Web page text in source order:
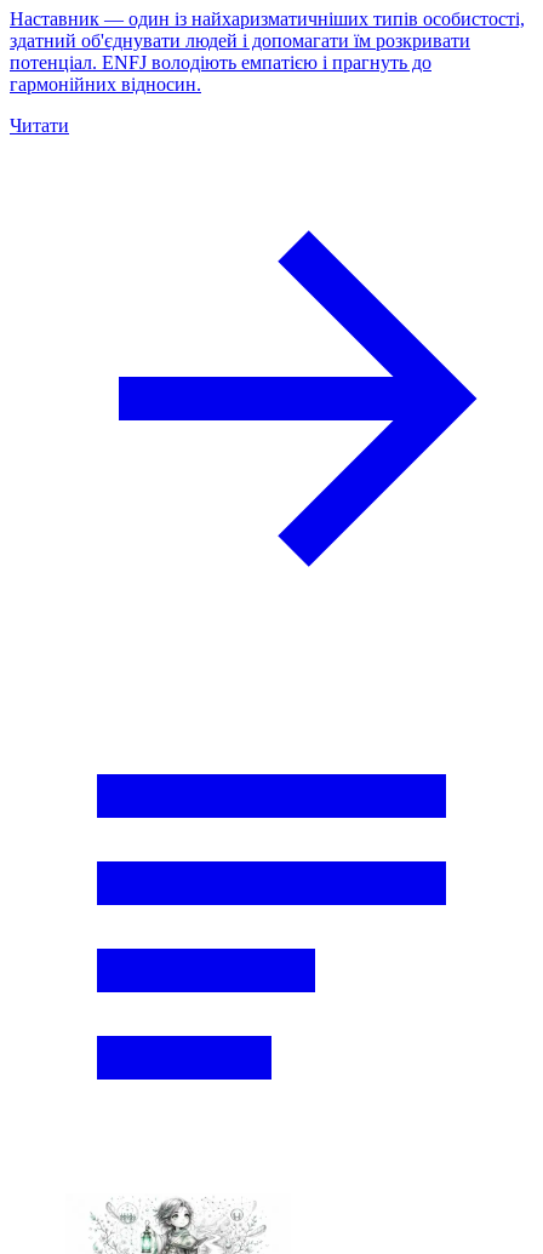
Наставник — один із найхаризматичніших типів особистості,
здатний об'єднувати людей і допомагати їм розкривати
потенціал. ENFJ володіють емпатією і прагнуть до
гармонійних відносин.
Читати